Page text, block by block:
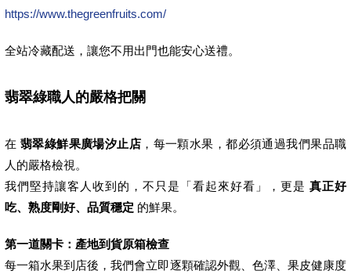
https://www.thegreenfruits.com/
全站冷藏配送，讓您不用出門也能安心送禮。
翡翠綠職人的嚴格把關
在 翡翠綠鮮果廣場汐止店 ，每一顆水果，都必須通過我們果品職
人的嚴格檢視。
我們堅持讓客人收到的，不只是「看起來好看」，更是 真正好
吃、熟度剛好、品質穩定 的鮮果。
第一道關卡：產地到貨原箱檢查
每一箱水果到店後，我們會立即逐顆確認外觀、色澤、果皮健康度